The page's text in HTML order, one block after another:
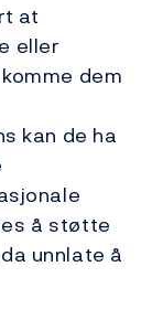
at
eller
dem
kan de ha
å støtte
unnlate å